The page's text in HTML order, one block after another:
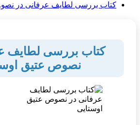
کتاب بررسی لطایف عرفانی در
کتاب بررسی لطایف
نصوص عتیق